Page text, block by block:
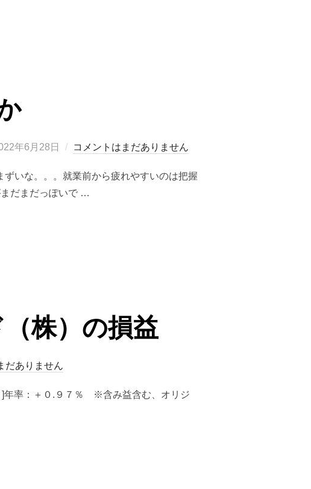
ード（株）の損益”
:
年6月28日 コメントはまだありません
いな。。。就業前から疲れやすいのは把握
だまだっぽいで …
株）の損益
だありません
]年率：＋０.９７％ ※含み益含む、オリジ
ード（株）の損益”